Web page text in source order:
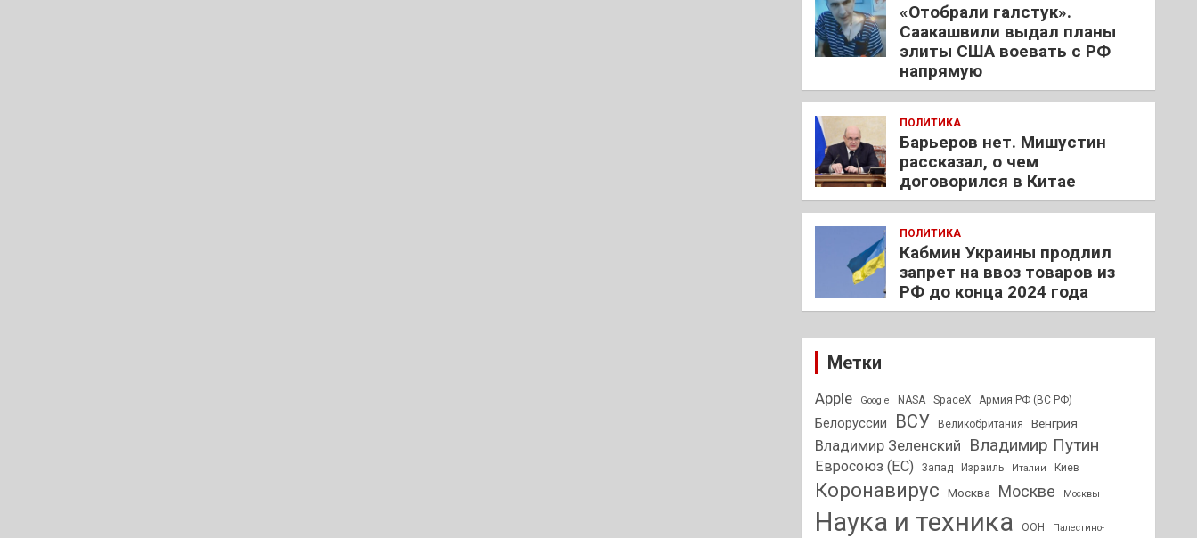
«Отобрали галстук».
Саакашвили выдал планы
элиты США воевать с РФ
напрямую
ПОЛИТИКА
Барьеров нет. Мишустин
рассказал, о чем
договорился в Китае
ПОЛИТИКА
Кабмин Украины продлил
запрет на ввоз товаров из
РФ до конца 2024 года
Метки
Apple Google NASA SpaceX Армия РФ (ВС РФ)
Белоруссии ВСУ Великобритания Венгрия
Владимир Зеленский Владимир Путин
Евросоюз (ЕС) Запад Израиль Италии Киев
Коронавирус Москва Москве Москвы
Наука и техника ООН Палестино-